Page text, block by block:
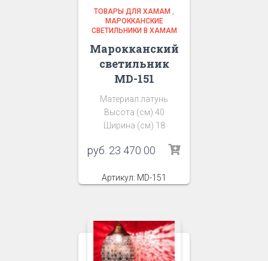
ТОВАРЫ ДЛЯ ХАМАМ ,
МАРОККАНСКИЕ
СВЕТИЛЬНИКИ В ХАМАМ
Марокканский
светильник
MD-151
Материал латунь
Высота (см) 40
Ширина (см) 18
руб. 23 470 00
Артикул: MD-151